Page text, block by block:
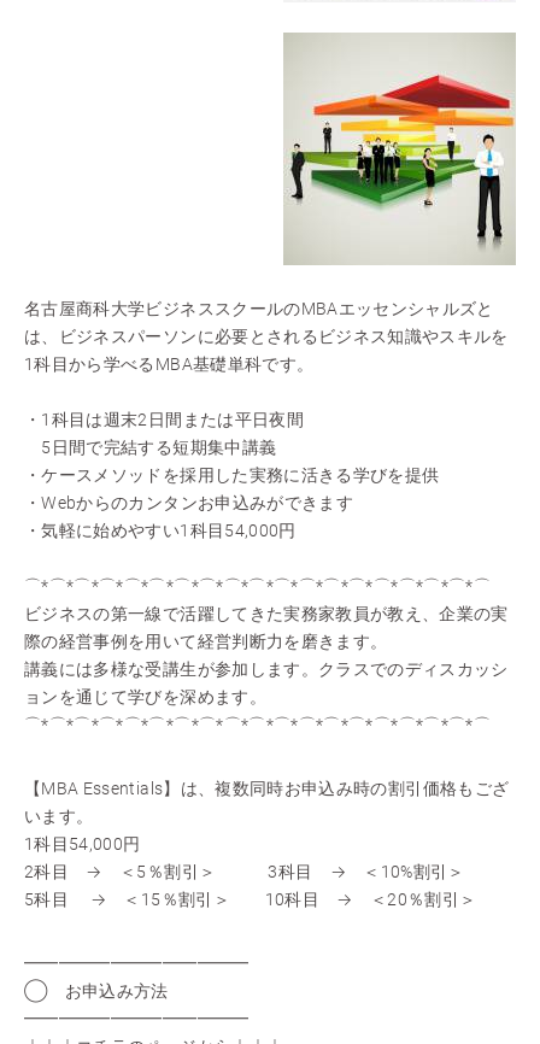
名古屋商科大学ビジネススクールのMBAエッセンシャルズと
は、ビジネスパーソンに必要とされるビジネス知識やスキルを
1科目から学べるMBA基礎単科です。
・1科目は週末2日間または平日夜間
5日間で完結する短期集中講義
・ケースメソッドを採用した実務に活きる学びを提供
・Webからのカンタンお申込みができます
・気軽に始めやすい1科目54,000円
⌒*⌒*⌒*⌒*⌒*⌒*⌒*⌒*⌒*⌒*⌒*⌒*⌒*⌒*⌒*⌒*⌒*⌒*⌒
ビジネスの第一線で活躍してきた実務家教員が教え、企業の実
際の経営事例を用いて経営判断力を磨きます。
講義には多様な受講生が参加します。クラスでのディスカッシ
ョンを通じて学びを深めます。
⌒*⌒*⌒*⌒*⌒*⌒*⌒*⌒*⌒*⌒*⌒*⌒*⌒*⌒*⌒*⌒*⌒*⌒*⌒
【MBA Essentials】は、複数同時お申込み時の割引価格もござ
います。
1科目54,000円
2科目 → ＜5％割引＞ 3科目 → ＜10%割引＞
5科目 → ＜15％割引＞ 10科目 → ＜20％割引＞
━━━━━━━━━━━━━
◯ お申込み方法
━━━━━━━━━━━━━